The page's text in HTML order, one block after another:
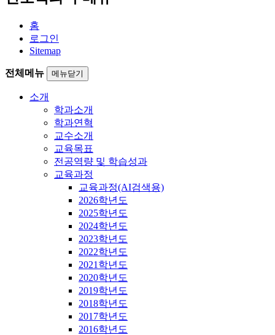
홈
로그인
Sitemap
전체메뉴 메뉴닫기
소개
학과소개
학과연혁
교수소개
교육목표
전공역량 및 학습성과
교육과정
교육과정(AI검색용)
2026학년도
2025학년도
2024학년도
2023학년도
2022학년도
2021학년도
2020학년도
2019학년도
2018학년도
2017학년도
2016학년도